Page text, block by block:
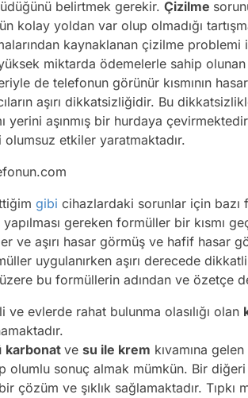
belirtmek gerekir. Çizilme
kolay yoldan var olup olmadığı
kaynaklanan çizilme
yüksek miktarda ödemelerle sahip
de telefonun görünür kısmının
aşırı dikkatsizliğidir. Bu
yerini aşınmış bir hurdaya
olumsuz etkiler yaratmaktadır.
gibi cihazlardaki sorunlar için bazı
yapılması gereken formüller bir kısmı
ve aşırı hasar görmüş ve hafif hasar
uygulanırken aşırı derecede
bu formüllerin adından ve özetçe
ve evlerde rahat bulunma olasılığı olan
karbonat ve su ile krem kıvamına
olumlu sonuç almak mümkün. Bir diğeri
çözüm ve şıklık sağlamaktadır.